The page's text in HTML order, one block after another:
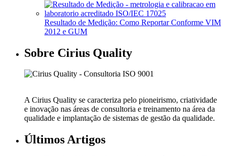
Resultado de Medição: Como Reportar Conforme VIM
2012 e GUM
Sobre Cirius Quality
A Cirius Quality se caracteriza pelo pioneirismo, criatividade
e inovação nas áreas de consultoria e treinamento na área da
qualidade e implantação de sistemas de gestão da qualidade.
Últimos Artigos